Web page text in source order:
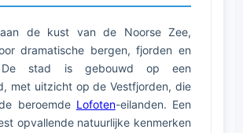
de kust van de Noorse Zee,
dramatische bergen, fjorden en
De stad is gebouwd op een
met uitzicht op de Vestfjorden, die
beroemde Lofoten-eilanden. Een
opvallende natuurlijke kenmerken